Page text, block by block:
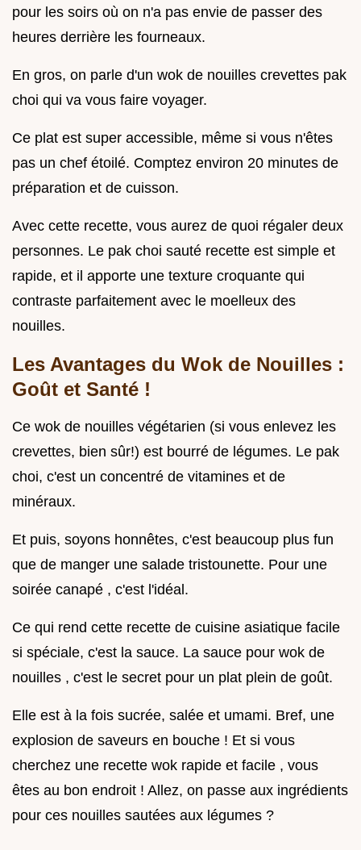
pour les soirs où on n'a pas envie de passer des
heures derrière les fourneaux.
En gros, on parle d'un wok de nouilles crevettes pak
choi qui va vous faire voyager.
Ce plat est super accessible, même si vous n'êtes
pas un chef étoilé. Comptez environ 20 minutes de
préparation et de cuisson.
Avec cette recette, vous aurez de quoi régaler deux
personnes. Le pak choi sauté recette est simple et
rapide, et il apporte une texture croquante qui
contraste parfaitement avec le moelleux des
nouilles.
Les Avantages du Wok de Nouilles :
Goût et Santé !
Ce wok de nouilles végétarien (si vous enlevez les
crevettes, bien sûr!) est bourré de légumes. Le pak
choi, c'est un concentré de vitamines et de
minéraux.
Et puis, soyons honnêtes, c'est beaucoup plus fun
que de manger une salade tristounette. Pour une
soirée canapé , c'est l'idéal.
Ce qui rend cette recette de cuisine asiatique facile
si spéciale, c'est la sauce. La sauce pour wok de
nouilles , c'est le secret pour un plat plein de goût.
Elle est à la fois sucrée, salée et umami. Bref, une
explosion de saveurs en bouche ! Et si vous
cherchez une recette wok rapide et facile , vous
êtes au bon endroit ! Allez, on passe aux ingrédients
pour ces nouilles sautées aux légumes ?